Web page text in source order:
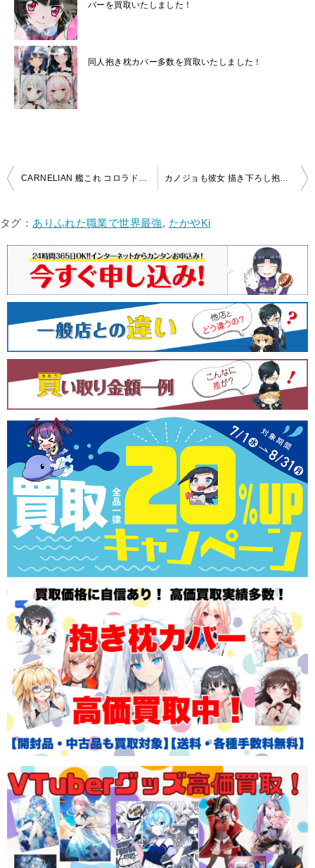
バーを買取いたしました！
同人抱き枕カバー多数を買取いたしました！
投
ナ
シ
ョ
タグ： ありふれた職業で世界最強, たかやKi